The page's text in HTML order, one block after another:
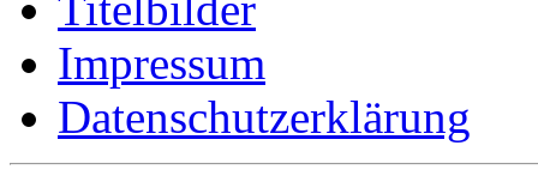
Impressum
Datenschutzerklärung